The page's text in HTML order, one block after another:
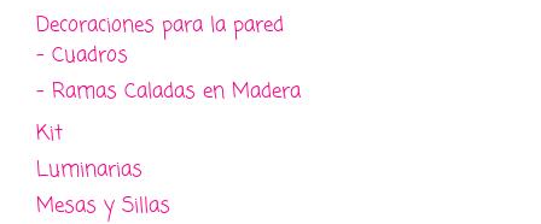
Decoraciones para la pared
- Cuadros
- Ramas Caladas en Madera
Kit
Luminarias
Mesas y Sillas